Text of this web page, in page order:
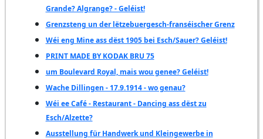
Grande? Algrange? - Geléist!
Grenzsteng un der lëtzebuergesch-franséischer Grenz
Wéi eng Mine ass dëst 1905 bei Esch/Sauer? Geléist!
PRINT MADE BY KODAK BRU 75
um Boulevard Royal, mais wou genee? Geléist!
Wache Dillingen - 17.9.1914 - wo genau?
Wéi ee Café - Restaurant - Dancing ass dëst zu
Esch/Alzette?
Ausstellung für Handwerk und Kleingewerbe in